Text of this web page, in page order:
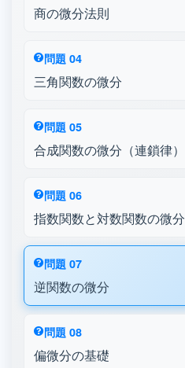
商の微分法則
問題 04
三角関数の微分
問題 05
合成関数の微分（連鎖律）
問題 06
指数関数と対数関数の微分
問題 07
逆関数の微分
問題 08
偏微分の基礎